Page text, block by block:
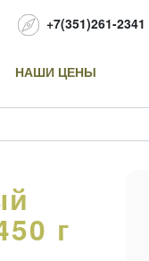
+7(351)261-2341
НАШИ ЦЕНЫ
г